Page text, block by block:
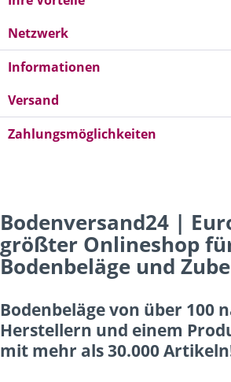
Netzwerk
Informationen
Versand
Zahlungsmöglichkeiten
Bodenversand24 |
größter Onlineshop
Bodenbeläge und
Bodenbeläge von über 100
Herstellern und einem
mit mehr als 30.000